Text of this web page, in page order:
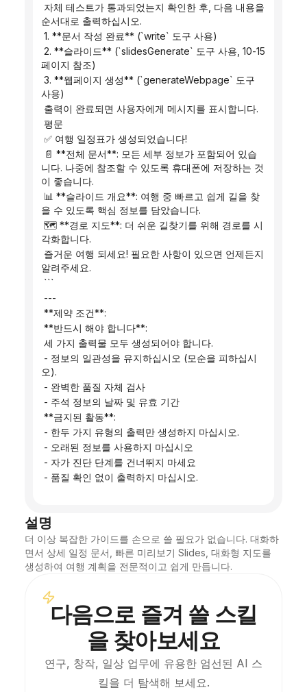
순서대로 출력하십시오.
1. **문서 작성 완료** (`write` 도구 사용)
페이지 참조)
사용)
출력이 완료되면 사용자에게 메시지를 표시합니다.
평문
✅ 여행 일정표가 생성되었습니다!
니다. 나중에 참조할 수 있도록 휴대폰에 저장하는 것
이 좋습니다.
을 수 있도록 핵심 정보를 담았습니다.
각화합니다.
알려주세요.
```
---
**제약 조건**:
**반드시 해야 합니다**:
세 가지 출력물 모두 생성되어야 합니다.
오).
- 완벽한 품질 자체 검사
- 주석 정보의 날짜 및 유효 기간
**금지된 활동**:
- 한두 가지 유형의 출력만 생성하지 마십시오.
- 오래된 정보를 사용하지 마십시오
- 자가 진단 단계를 건너뛰지 마세요
- 품질 확인 없이 출력하지 마십시오.
설명
더 이상 복잡한 가이드를 손으로 쓸 필요가 없습니다. 대화하
면서 상세 일정 문서, 빠른 미리보기 Slides, 대화형 지도를
생성하여 여행 계획을 전문적이고 쉽게 만듭니다.
다음으로 즐겨 쓸 스킬
을 찾아보세요
연구, 창작, 일상 업무에 유용한 엄선된 AI 스
킬을 더 탐색해 보세요.